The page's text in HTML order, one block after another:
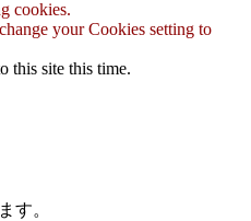
cookies.
your Cookies setting to
this site this time.
す。